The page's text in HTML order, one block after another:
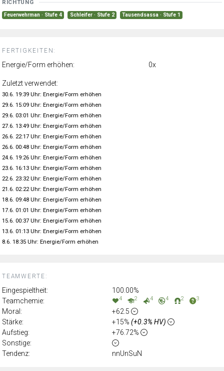
TEAMWERTE:
Eingespieltheit:
100.00%
Teamchemie:
4 2 4 4 2 3
Moral:
+62.5
Stärke:
+15% (+0.3% HV)
Aufstieg:
+76.72%
Sonstige:
Tendenz:
nnUnSuN
RICHTUNG
Feuerwehrman · Stufe 4 Schleifer · Stufe 2 Tausendsassa · Stufe 1
FERTIGKEITEN:
Energie/Form erhöhen: 0x
Zuletzt verwendet:
30.6. 19:39 Uhr: Energie/Form erhöhen
29.6. 15:09 Uhr: Energie/Form erhöhen
29.6. 03:01 Uhr: Energie/Form erhöhen
27.6. 13:49 Uhr: Energie/Form erhöhen
26.6. 22:17 Uhr: Energie/Form erhöhen
26.6. 00:48 Uhr: Energie/Form erhöhen
24.6. 19:26 Uhr: Energie/Form erhöhen
23.6. 16:13 Uhr: Energie/Form erhöhen
22.6. 23:32 Uhr: Energie/Form erhöhen
21.6. 02:22 Uhr: Energie/Form erhöhen
18.6. 09:48 Uhr: Energie/Form erhöhen
17.6. 01:01 Uhr: Energie/Form erhöhen
15.6. 00:37 Uhr: Energie/Form erhöhen
13.6. 01:13 Uhr: Energie/Form erhöhen
8.6. 18:35 Uhr: Energie/Form erhöhen